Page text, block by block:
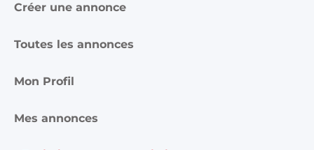
Créer une annonce
Toutes les annonces
Mon Profil
Mes annonces